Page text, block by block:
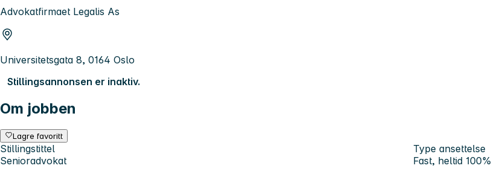
Advokatfirmaet Legalis As
Universitetsgata 8, 0164 Oslo
Stillingsannonsen er inaktiv.
Om jobben
Lagre favoritt
Stillingstittel
Senioradvokat
Type ansettelse
Fast, heltid 100%